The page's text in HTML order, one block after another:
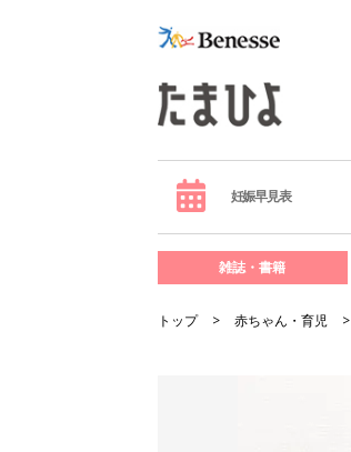
妊娠早見表
雑誌・書籍
トップ 赤ちゃん・育児